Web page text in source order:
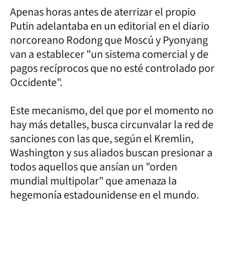
Apenas horas antes de aterrizar el propio
Putin adelantaba en un editorial en el diario
norcoreano Rodong que Moscú y Pyonyang
van a establecer "un sistema comercial y de
pagos recíprocos que no esté controlado por
Occidente".
Este mecanismo, del que por el momento no
hay más detalles, busca circunvalar la red de
sanciones con las que, según el Kremlin,
Washington y sus aliados buscan presionar a
todos aquellos que ansían un "orden
mundial multipolar" que amenaza la
hegemonía estadounidense en el mundo.